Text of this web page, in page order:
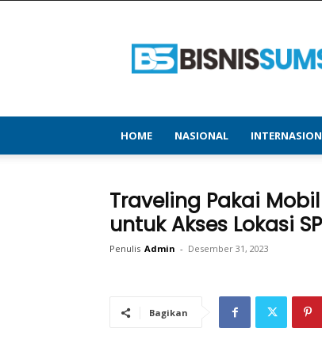
–
Menyajikan
&
Terupdate
HOME NASIONAL
Traveling Pakai
untuk Akses Lokasi
Penulis Admin - Desember 31, 2023
Bagikan